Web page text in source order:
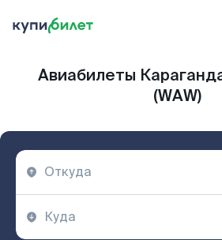
Авиабилеты
(WAW)